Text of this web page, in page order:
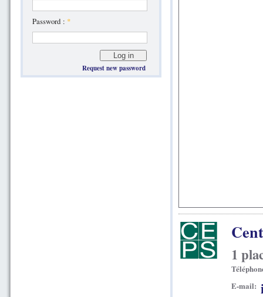
Password : *
Request new password
1
E-mail: